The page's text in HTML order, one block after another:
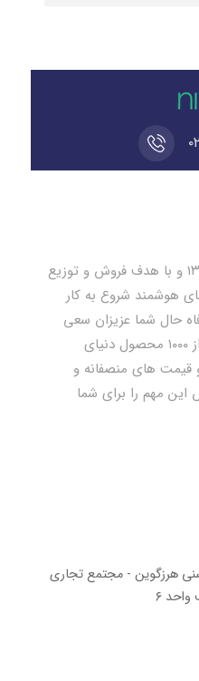
فروشگاه نیک استور در سال ۱۳۹۹ و با هدف فروش و توزیع
هوشمند شروع به کار
حال شما عزیزان سعی
کرده ایم با موجود کردن بیش از ۱۰۰۰ محصول دنیای
قیمت های منصفانه و
مهم را برای شما
هرزگوین - مجتمع تجاری